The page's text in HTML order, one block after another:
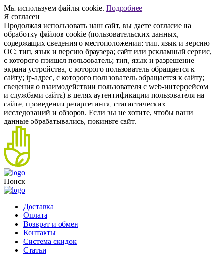
Мы используем файлы cookie. Подробнее
Я согласен
Продолжая использовать наш сайт, вы даете согласие на
обработку файлов cookie (пользовательских данных,
содержащих сведения о местоположении; тип, язык и версию
ОС; тип, язык и версию браузера; сайт или рекламный сервис,
с которого пришел пользователь; тип, язык и разрешение
экрана устройства, с которого пользователь обращается к
сайту; ip-адрес, с которого пользователь обращается к сайту;
сведения о взаимодействии пользователя с web-интерфейсом
и службами сайта) в целях аутентификации пользователя на
сайте, проведения ретаргетинга, статистических
исследований и обзоров. Если вы не хотите, чтобы ваши
данные обрабатывались, покиньте сайт.
Поиск
Доставка
Оплата
Возврат и обмен
Контакты
Система скидок
Статьи